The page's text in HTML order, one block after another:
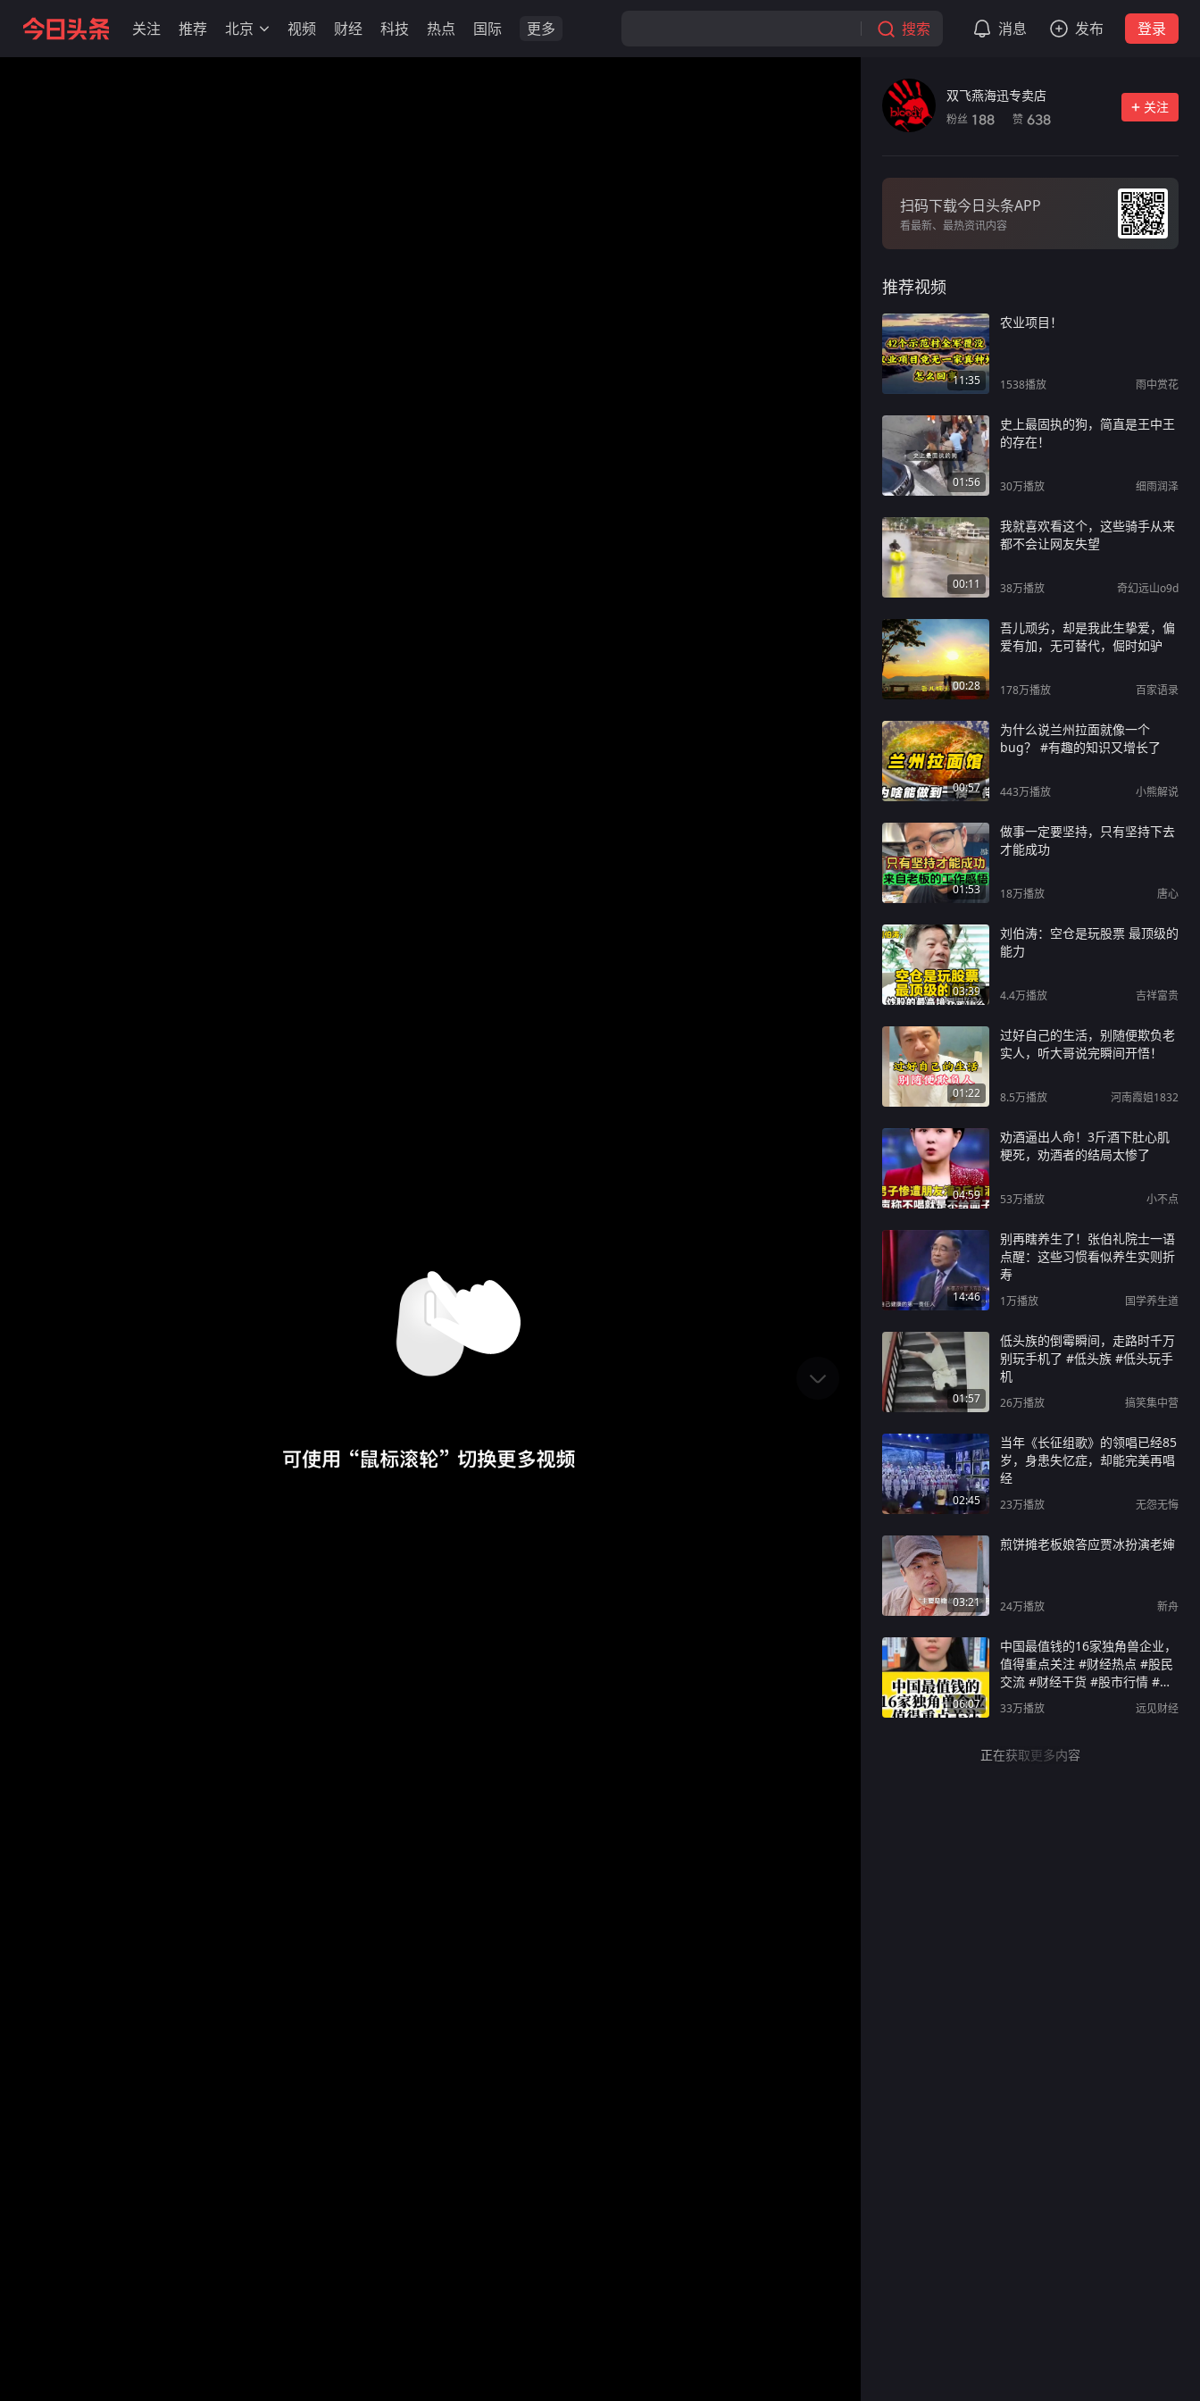
关注 推荐 北京 视频 财经 科技 热点 国际 更多 搜索 消息 发布 登录
双飞燕海迅专卖店
粉丝 188 赞 638
关注
扫码下载今日头条APP
看最新、最热资讯内容
推荐视频
11:35
农业项目！
1538播放 雨中赏花
01:56
史上最固执的狗，简直是王中王
的存在！
30万播放 细雨润泽
00:11
我就喜欢看这个，这些骑手从来
都不会让网友失望
38万播放 奇幻远山o9d
00:28
吾儿顽劣，却是我此生挚爱，偏
爱有加，无可替代，倔时如驴
178万播放 百家语录
00:57
为什么说兰州拉面就像一个
bug？ #有趣的知识又增长了
443万播放 小熊解说
01:53
做事一定要坚持，只有坚持下去
才能成功
18万播放 唐心
03:39
刘伯涛：空仓是玩股票 最顶级的
能力
4.4万播放 吉祥富贵
01:22
过好自己的生活，别随便欺负老
实人，听大哥说完瞬间开悟！
8.5万播放 河南霞姐1832
04:59
劝酒逼出人命！3斤酒下肚心肌
梗死，劝酒者的结局太惨了
53万播放 小不点
14:46
别再瞎养生了！张伯礼院士一语
点醒：这些习惯看似养生实则折
寿
1万播放 国学养生道
01:57
低头族的倒霉瞬间，走路时千万
别玩手机了 #低头族 #低头玩手
机
26万播放 搞笑集中营
02:45
当年《长征组歌》的领唱已经85
岁，身患失忆症，却能完美再唱
经
23万播放 无怨无悔
03:21
煎饼摊老板娘答应贾冰扮演老婶
24万播放 新舟
06:07
中国最值钱的16家独角兽企业，
值得重点关注 #财经热点 #股民
交流 #财经干货 #股市行情 #科
技企业
33万播放 远见财经
正在获取更多内容